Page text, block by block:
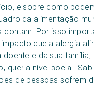
e sobre como
da alimentação
contam! Por isso
que a alergia
doente e da sua família,
quer a nível social.
de pessoas sofrem